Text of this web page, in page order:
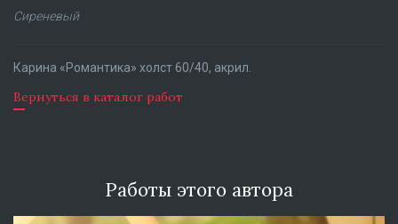
Сиреневый
Карина «Романтика» холст 60/40, акрил.
Вернуться в каталог работ
Работы этого автора